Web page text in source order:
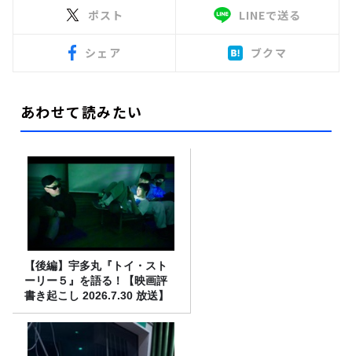
ポスト LINEで送る
シェア ブクマ
あわせて読みたい
【後編】宇多丸『トイ・スト
ーリー５』を語る！【映画評
書き起こし 2026.7.30 放送】